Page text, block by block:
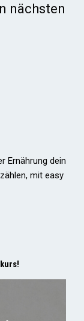
nächsten
Ernährung dein
mit easy